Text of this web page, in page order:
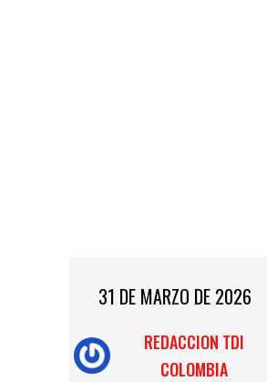
31 DE MARZO DE 2026
REDACCION TDI
COLOMBIA